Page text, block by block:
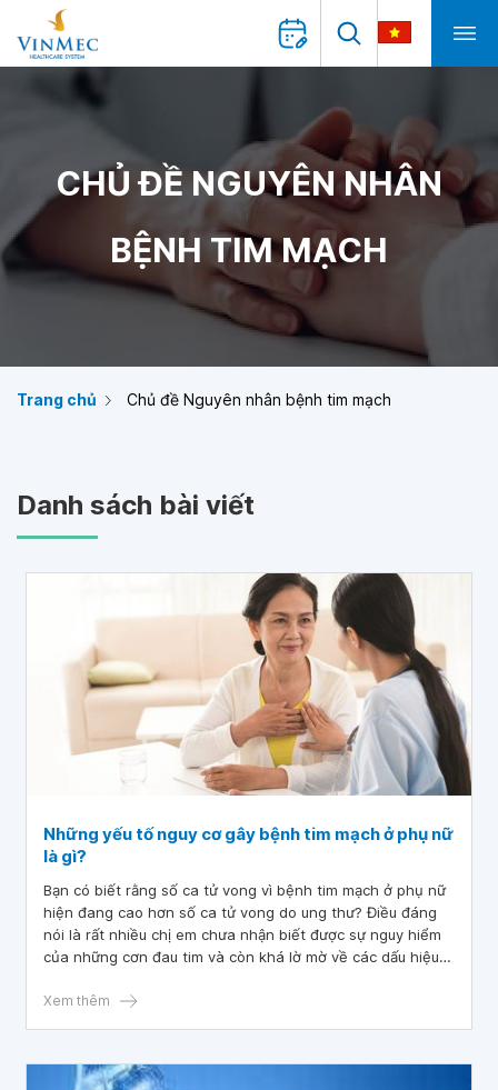
CHỦ ĐỀ NGUYÊN NHÂN
BỆNH TIM MẠCH
Trang chủ Chủ đề Nguyên nhân bệnh tim mạch
Danh sách bài viết
Những yếu tố nguy cơ gây bệnh tim mạch ở phụ nữ
là gì?
Bạn có biết rằng số ca tử vong vì bệnh tim mạch ở phụ nữ
hiện đang cao hơn số ca tử vong do ung thư? Điều đáng
nói là rất nhiều chị em chưa nhận biết được sự nguy hiểm
của những cơn đau tim và còn khá lờ mờ về các dấu hiệu
Xem thêm